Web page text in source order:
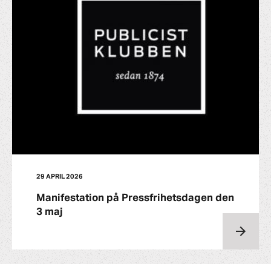
29 APRIL 2026
Manifestation på Pressfrihetsdagen den
3 maj